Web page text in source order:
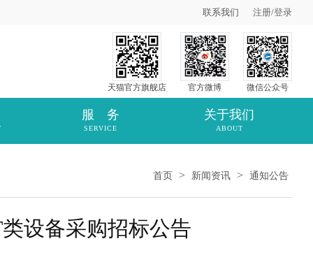
联系我们 注册/登录
天猫官方旗舰店 官方微博 微信公众号
服 务
SERVICE
关于我们
ABOUT
首页 > 新闻资讯 > 通知公告
设备采购招标公告